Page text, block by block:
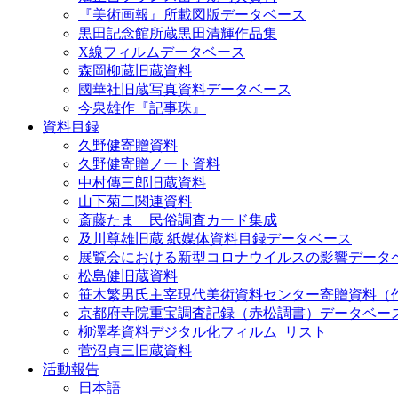
『美術画報』所載図版データベース
黒田記念館所蔵黒田清輝作品集
X線フィルムデータベース
森岡柳蔵旧蔵資料
國華社旧蔵写真資料データベース
今泉雄作『記事珠』
資料目録
久野健寄贈資料
久野健寄贈ノート資料
中村傳三郎旧蔵資料
山下菊二関連資料
斎藤たま 民俗調査カード集成
及川尊雄旧蔵 紙媒体資料目録データベース
展覧会における新型コロナウイルスの影響データ
松島健旧蔵資料
笹木繁男氏主宰現代美術資料センター寄贈資料（
京都府寺院重宝調査記録（赤松調書）データベー
柳澤孝資料デジタル化フィルム_リスト
菅沼貞三旧蔵資料
活動報告
日本語